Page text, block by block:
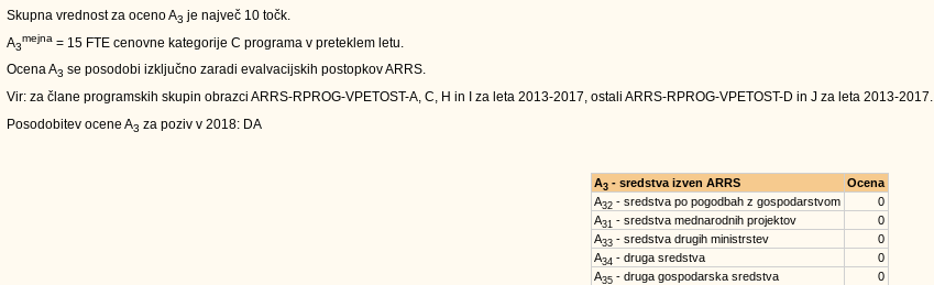
Skupna vrednost za oceno A3 je največ 10 točk.
A3
mejna = 15 FTE cenovne kategorije C programa v preteklem letu.
Ocena A3 se posodobi izključno zaradi evalvacijskih postopkov ARRS.
Vir: za člane programskih skupin obrazci ARRS-RPROG-VPETOST-A, C, H in I za leta 2013-2017, ostali ARRS-RPROG-VPETOST-D in J za leta 2013-2017.
Posodobitev ocene A3 za poziv v 2018: DA
A3- sredstva izven ARRS
Ocena
A32- sredstva po pogodbah z gospodarstvom
0
A31 - sredstva mednarodnih projektov
0
A33- sredstva drugih ministrstev
0
A34 - druga sredstva
0
A35- druga gospodarska sredstva 0